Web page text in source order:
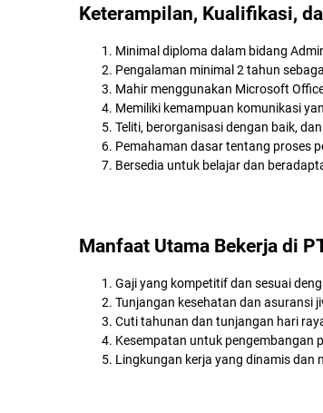
Keterampilan, Kualifikasi,
Minimal diploma dalam bidang
Pengalaman minimal 2 tahun
Mahir menggunakan Microsoft
Memiliki kemampuan komunikasi
Teliti, berorganisasi dengan baik,
Pemahaman dasar tentang proses
Bersedia untuk belajar dan
Manfaat Utama Bekerja di
Gaji yang kompetitif dan sesuai
Tunjangan kesehatan dan asuransi
Cuti tahunan dan tunjangan hari
Kesempatan untuk pengembangan
Lingkungan kerja yang dinamis dan